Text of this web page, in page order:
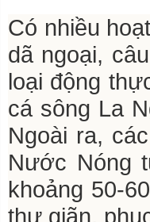
Có nhiều
dã ngoại,
loại động
cá sông La
Ngoài ra,
Nước Nóng
khoảng 50-
thư giãn,